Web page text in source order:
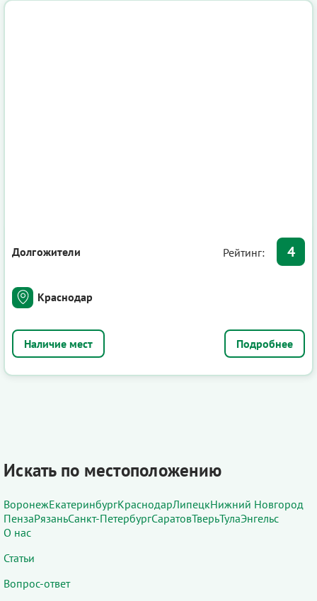
Долгожители Рейтинг: 4
Краснодар
Подробнее
Искать по местоположению
ВоронежЕкатеринбургКраснодарЛипецкНижний Новгород
ПензаРязаньСанкт-ПетербургСаратовТверьТулаЭнгельс
О нас
Статьи
Вопрос-ответ